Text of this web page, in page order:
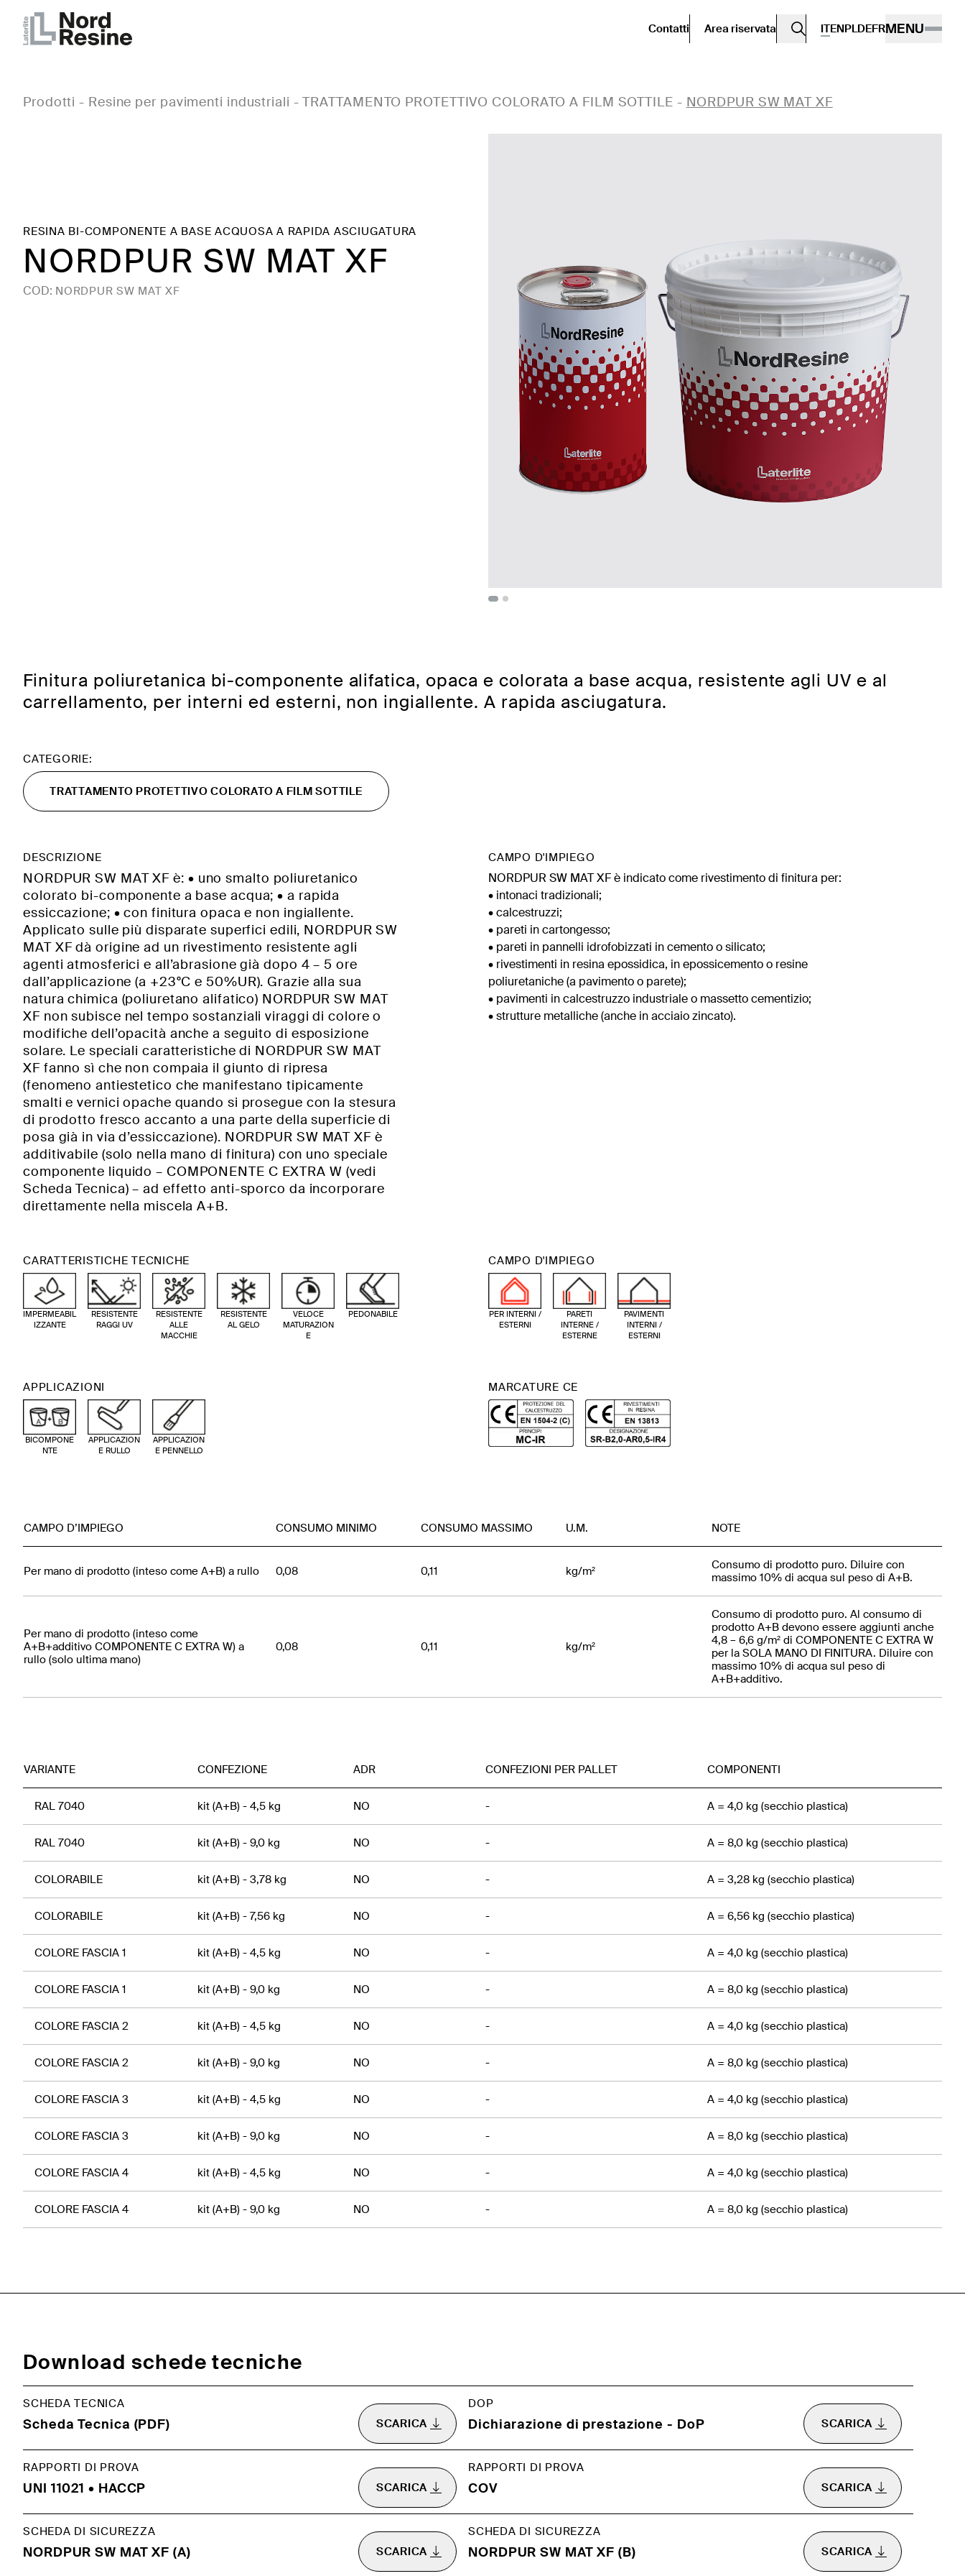
Contatti Area riservata ITENPLDEFRMENU
Prodotti - Resine per pavimenti industriali -TRATTAMENTO PROTETTIVO COLORATO A FILM SOTTILE - NORDPUR SW MAT XF
RESINA BI-COMPONENTE A BASE ACQUOSA A RAPIDA ASCIUGATURA
NORDPUR SW MAT XF
COD: NORDPUR SW MAT XF
Finitura poliuretanica bi-componente alifatica, opaca e colorata a base acqua, resistente agli UV e al
carrellamento, per interni ed esterni, non ingiallente. A rapida asciugatura.
CATEGORIE:
TRATTAMENTO PROTETTIVO COLORATO A FILM SOTTILE
DESCRIZIONE
NORDPUR SW MAT XF è: • uno smalto poliuretanico
colorato bi-componente a base acqua; • a rapida
essiccazione; • con finitura opaca e non ingiallente.
Applicato sulle più disparate superfici edili, NORDPUR SW
MAT XF dà origine ad un rivestimento resistente agli
agenti atmosferici e all’abrasione già dopo 4 – 5 ore
dall’applicazione (a +23°C e 50%UR). Grazie alla sua
natura chimica (poliuretano alifatico) NORDPUR SW MAT
XF non subisce nel tempo sostanziali viraggi di colore o
modifiche dell’opacità anche a seguito di esposizione
solare. Le speciali caratteristiche di NORDPUR SW MAT
XF fanno sì che non compaia il giunto di ripresa
(fenomeno antiestetico che manifestano tipicamente
smalti e vernici opache quando si prosegue con la stesura
di prodotto fresco accanto a una parte della superficie di
posa già in via d’essiccazione). NORDPUR SW MAT XF è
additivabile (solo nella mano di finitura) con uno speciale
componente liquido – COMPONENTE C EXTRA W (vedi
Scheda Tecnica) – ad effetto anti-sporco da incorporare
direttamente nella miscela A+B.
CAMPO D'IMPIEGO
NORDPUR SW MAT XF è indicato come rivestimento di finitura per:
• intonaci tradizionali;
• calcestruzzi;
• pareti in cartongesso;
• pareti in pannelli idrofobizzati in cemento o silicato;
• rivestimenti in resina epossidica, in epossicemento o resine
poliuretaniche (a pavimento o parete);
• pavimenti in calcestruzzo industriale o massetto cementizio;
• strutture metalliche (anche in acciaio zincato).
CARATTERISTICHE TECNICHE
IMPERMEABIL
IZZANTE
RESISTENTE
RAGGI UV
RESISTENTE
ALLE
MACCHIE
RESISTENTE
AL GELO
VELOCE
MATURAZION
E
PEDONABILE
CAMPO D'IMPIEGO
PER INTERNI /
ESTERNI
PARETI
INTERNE /
ESTERNE
PAVIMENTI
INTERNI /
ESTERNI
APPLICAZIONI
BICOMPONE
NTE
APPLICAZION
E RULLO
APPLICAZION
E PENNELLO
MARCATURE CE
CAMPO D’IMPIEGO CONSUMO MINIMO CONSUMO MASSIMO U.M. NOTE
Per mano di prodotto (inteso come A+B) a rullo 0,08 0,11 kg/m²
Consumo di prodotto puro. Diluire con
massimo 10% di acqua sul peso di A+B.
Per mano di prodotto (inteso come
A+B+additivo COMPONENTE C EXTRA W) a
rullo (solo ultima mano)
0,08 0,11 kg/m²
Consumo di prodotto puro. Al consumo di
prodotto A+B devono essere aggiunti anche
4,8 – 6,6 g/m² di COMPONENTE C EXTRA W
per la SOLA MANO DI FINITURA. Diluire con
massimo 10% di acqua sul peso di
A+B+additivo.
VARIANTE CONFEZIONE ADR CONFEZIONI PER PALLET COMPONENTI
RAL 7040 kit (A+B) - 4,5 kg NO - A = 4,0 kg (secchio plastica)
RAL 7040 kit (A+B) - 9,0 kg NO - A = 8,0 kg (secchio plastica)
COLORABILE kit (A+B) - 3,78 kg NO - A = 3,28 kg (secchio plastica)
COLORABILE kit (A+B) - 7,56 kg NO - A = 6,56 kg (secchio plastica)
COLORE FASCIA 1 kit (A+B) - 4,5 kg NO - A = 4,0 kg (secchio plastica)
COLORE FASCIA 1 kit (A+B) - 9,0 kg NO - A = 8,0 kg (secchio plastica)
COLORE FASCIA 2 kit (A+B) - 4,5 kg NO - A = 4,0 kg (secchio plastica)
COLORE FASCIA 2 kit (A+B) - 9,0 kg NO - A = 8,0 kg (secchio plastica)
COLORE FASCIA 3 kit (A+B) - 4,5 kg NO - A = 4,0 kg (secchio plastica)
COLORE FASCIA 3 kit (A+B) - 9,0 kg NO - A = 8,0 kg (secchio plastica)
COLORE FASCIA 4 kit (A+B) - 4,5 kg NO - A = 4,0 kg (secchio plastica)
COLORE FASCIA 4 kit (A+B) - 9,0 kg NO - A = 8,0 kg (secchio plastica)
Download schede tecniche
SCHEDA TECNICA
Scheda Tecnica (PDF) SCARICA
DOP
Dichiarazione di prestazione - DoP SCARICA
RAPPORTI DI PROVA
UNI 11021 • HACCP SCARICA
RAPPORTI DI PROVA
COV SCARICA
SCHEDA DI SICUREZZA
NORDPUR SW MAT XF (A) SCARICA
SCHEDA DI SICUREZZA
NORDPUR SW MAT XF (B) SCARICA